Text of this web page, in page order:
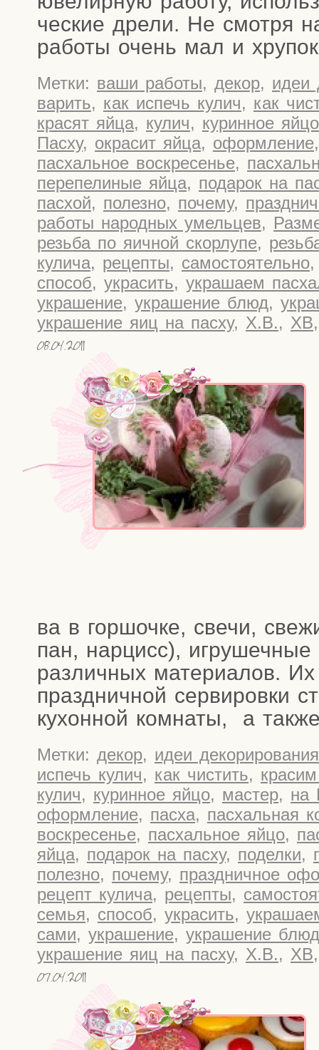
че­ские дре­ли. Не смот­ря
рабо­ты очень мал и
Метки: ваши работы, декор, идеи
варить, как испечь кулич, как
красят яйца, кулич, куринное яйцо
Пасху, окрасит яйца, оформление
пасхальное воскресенье,
перепелиные яйца, подарок на
пасхой, полезно, почему,
работы народных умельцев,
резьба по яичной скорлупе,
кулича, рецепты, самостоятельно
способ, украсить, украшаем
украшение, украшение блюд,
украшение яиц на пасху, Х.В., ХВ
08.04.2011
ва в гор­шоч­ке, све­чи,
пан, нар­цисс),
раз­лич­ных мате­ри­а­лов.
празд­нич­ной сер­ви­ров­ки
кухон­ной ком­на­ты, а
Метки: декор, идеи декорирования
испечь кулич, как чистить,
кулич, куринное яйцо, мастер, на
оформление, пасха, пасхальная
воскресенье, пасхальное яйцо,
яйца, подарок на пасху, поделки,
полезно, почему, праздничное
рецепт кулича, рецепты,
семья, способ, украсить,
сами, украшение, украшение блюд
украшение яиц на пасху, Х.В., ХВ
07.04.2011